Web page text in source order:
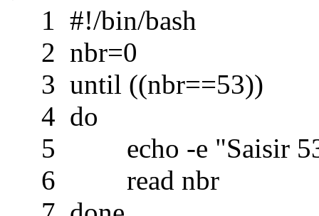
1 #!/bin/bash
2 nbr=0
3 until ((nbr==53))
4 do
5 echo -e "Saisir
6 read nbr